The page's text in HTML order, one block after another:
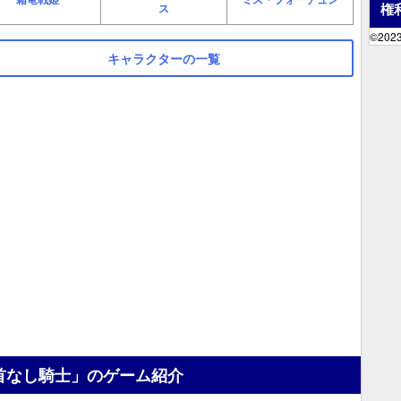
ス
キャラクターの一覧
なし騎士」のゲーム紹介
権